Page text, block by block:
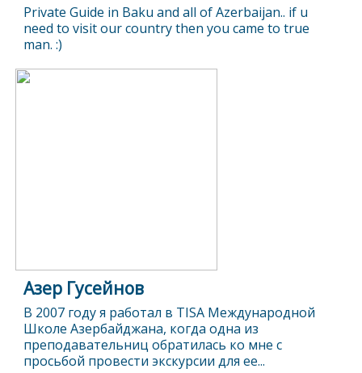
Private Guide in Baku and all of Azerbaijan.. if u
need to visit our country then you came to true
man. :)
Азер Гусейнов
В 2007 году я работал в TISA Международной
Школе Азербайджана, когда одна из
преподавательниц обратилась ко мне с
просьбой провести экскурсии для ее...